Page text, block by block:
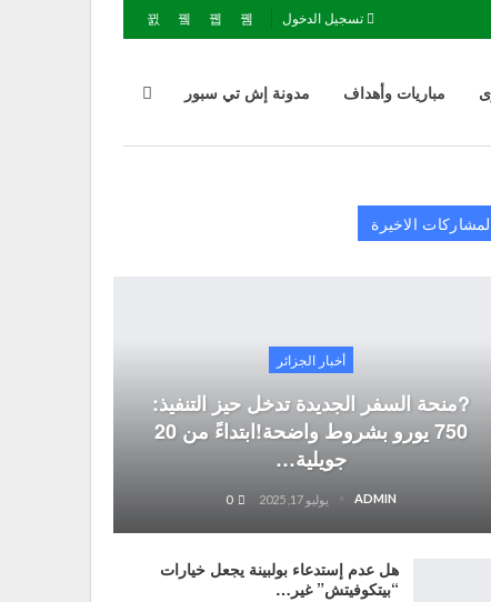
تسجيل الدخول
مباريات وأهداف مدونة إش تي سبور
الاخيرة
أخبار الجزائر
?منحة السفر الجديدة تدخل حيز التنفيذ:
750 يورو بشروط واضحة!ابتداءً من 20
جويلية…
ADMIN يوليو 17, 2025 0
هل عدم إستدعاء بولبينة يجعل خيارات
“بيتكوفيتش” غير…